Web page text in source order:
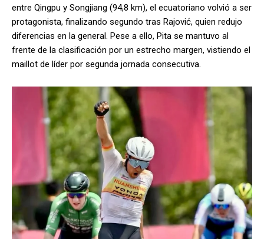
entre Qingpu y Songjiang (94,8 km), el ecuatoriano volvió a ser
protagonista, finalizando segundo tras Rajović, quien redujo
diferencias en la general. Pese a ello, Pita se mantuvo al
frente de la clasificación por un estrecho margen, vistiendo el
maillot de líder por segunda jornada consecutiva.